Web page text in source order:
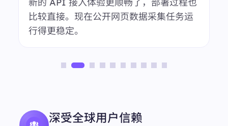
匿名用户
市场调研团队
深受全球用户信赖